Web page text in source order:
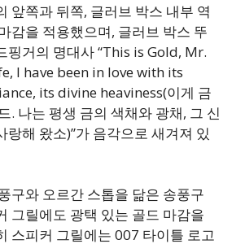
앞쪽과 뒤쪽, 글러브 박스 내부 역
감을 적용했으며, 글러브 박스 뚜
핑거의 명대사 “This is Gold, Mr.
I have been in love with its
its divine heaviness(이게 금
. 나는 평생 금의 색채와 광채, 그 신
랑해 왔소)”가 음각으로 새겨져 있
구와 오르간 스톱을 닮은 송풍구
그릴에도 광택 있는 골드 마감을
스피커 그릴에는 007 타이틀 로고